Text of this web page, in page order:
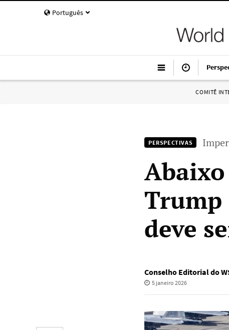
Português
COMITÊ
PERSPECTIVAS
Trump
deve
Conselho Editorial do
5 janeiro 2026